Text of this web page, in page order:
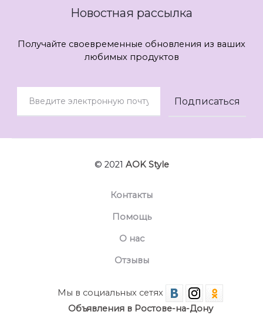
Новостная рассылка
Получайте своевременные обновления из ваших
любимых продуктов
© 2021 AOK Style
Контакты
Помощь
О нас
Отзывы
Мы в социальных сетях
Объявления в Ростове-на-Дону